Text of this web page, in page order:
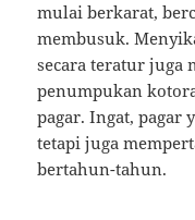
mulai berkarat,
membusuk.
secara teratur juga
penumpukan
pagar. Ingat, pagar
tetapi juga
bertahun-tahun.